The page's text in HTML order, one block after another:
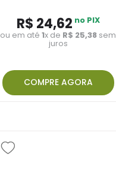
R$ 24,62 no PIX
ou em até1x de R$ 25,38 sem
juros
COMPRE AGORA